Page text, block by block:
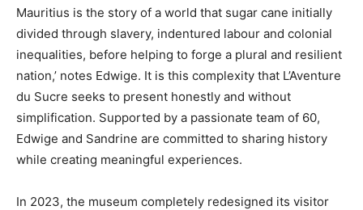
Mauritius is the story of a world that sugar cane initially
divided through slavery, indentured labour and colonial
inequalities, before helping to forge a plural and resilient
nation,’ notes Edwige. It is this complexity that L’Aventure
du Sucre seeks to present honestly and without
simplification. Supported by a passionate team of 60,
Edwige and Sandrine are committed to sharing history
while creating meaningful experiences.
In 2023, the museum completely redesigned its visitor